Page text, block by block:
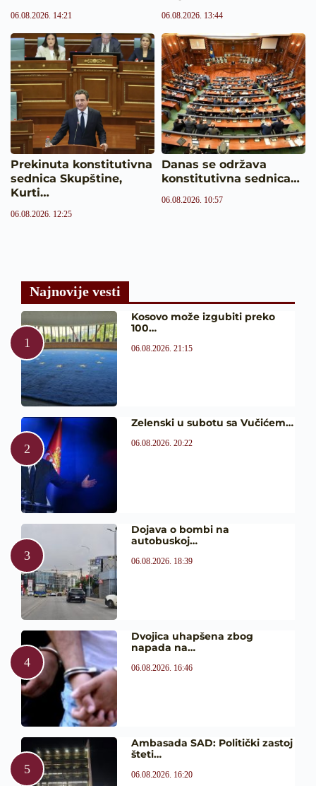
06.08.2026. 14:21 06.08.2026. 13:44
Prekinuta konstitutivna
sednica Skupštine,
Kurti…
06.08.2026. 12:25
Danas se održava
konstitutivna sednica…
06.08.2026. 10:57
Najnovije vesti
Kosovo može izgubiti preko
100…
06.08.2026. 21:15
Zelenski u subotu sa Vučićem…
06.08.2026. 20:22
Dojava o bombi na
autobuskoj…
06.08.2026. 18:39
Dvojica uhapšena zbog
napada na…
06.08.2026. 16:46
Ambasada SAD: Politički zastoj
šteti…
06.08.2026. 16:20